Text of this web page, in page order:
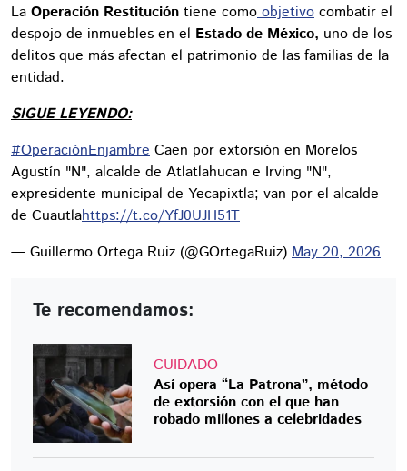
La Operación Restitución tiene como objetivo combatir el
despojo de inmuebles en el Estado de México, uno de los
delitos que más afectan el patrimonio de las familias de la
entidad.
SIGUE LEYENDO:
#OperaciónEnjambre Caen por extorsión en Morelos
Agustín "N", alcalde de Atlatlahucan e Irving "N",
expresidente municipal de Yecapixtla; van por el alcalde
de Cuautlahttps://t.co/YfJ0UJH51T
— Guillermo Ortega Ruiz (@GOrtegaRuiz) May 20, 2026
Te recomendamos:
CUIDADO
Así opera “La Patrona”, método
de extorsión con el que han
robado millones a celebridades